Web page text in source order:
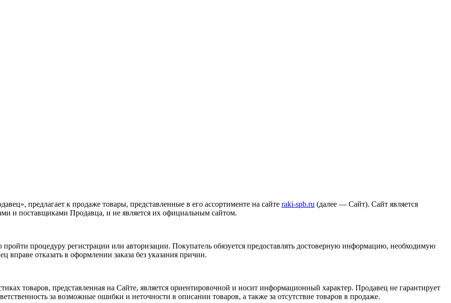
предлагает к продаже товары, представленные в его ассортименте на сайте raki-spb.ru (далее — Сайт). Сайт является
и поставщиками Продавца, и не является их официальным сайтом.
процедуру регистрации или авторизации. Покупатель обязуется предоставлять достоверную информацию, необходимую
вправе отказать в оформлении заказа без указания причин.
товаров, представленная на Сайте, является ориентировочной и носит информационный характер. Продавец не гарантирует
за возможные ошибки и неточности в описании товаров, а также за отсутствие товаров в продаже.